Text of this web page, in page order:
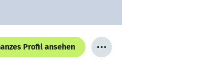
Profil ansehen